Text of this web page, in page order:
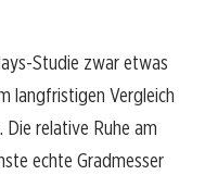
Studie zwar etwas
langfristigen Vergleich
relative Ruhe am
echte Gradmesser